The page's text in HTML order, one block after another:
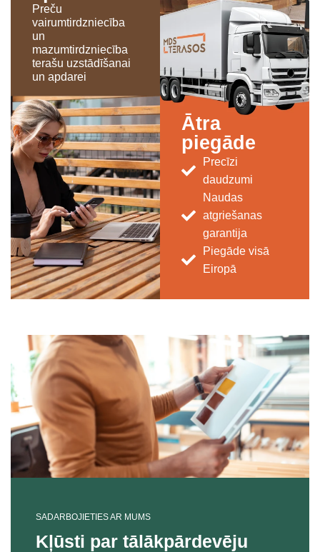
Preču
vairumtirdzniecība
un
mazumtirdzniecība
terašu uzstādīšanai
un apdarei
Ātra
piegāde
Precīzi
daudzumi
Naudas
atgriešanas
garantija
Piegāde visā
Eiropā
SADARBOJIETIES AR MUMS
Kļūsti par tālākpārdevēju